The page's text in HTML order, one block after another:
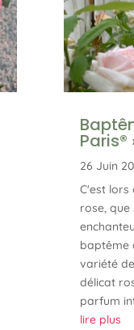
Paris®
26 Juin
C'est lors
rose,
baptême
variété
délicat
parfum
lire plus